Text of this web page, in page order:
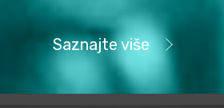
Saznajte više